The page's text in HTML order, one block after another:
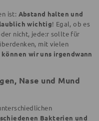
ist: Abstand halten und
wichtig! Egal, ob es
nicht, jede:r sollte für
mit vielen
können wir uns irgendwann
Nase und Mund
Bakterien und